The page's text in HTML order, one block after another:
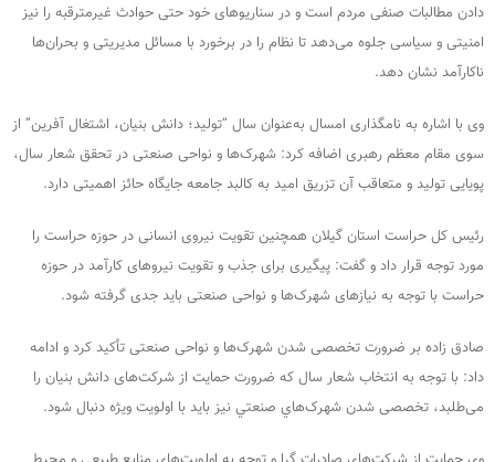
دادن مطالبات صنفی مردم است و در سناریوهای خود حتی حوادث غیرمترقبه را نیز
امنیتی و سیاسی جلوه می‌دهد تا نظام را در برخورد با مسائل مدیریتی و بحران‌ها
ناکارآمد نشان دهد.
وی با اشاره به نامگذاری امسال به‌عنوان سال “تولید؛ دانش بنیان، اشتغال آفرین” از
سوی مقام معظم رهبری اضافه کرد: شهرک‌ها و نواحی صنعتی در تحقق شعار سال،
پویایی تولید و متعاقب آن تزریق امید به کالبد جامعه جایگاه حائز اهمیتی دارد.
رئیس کل حراست استان گیلان همچنین تقویت نیروی انسانی در حوزه حراست را
مورد توجه قرار داد و گفت: پیگیری برای جذب و تقویت نیروهای کارآمد در حوزه
حراست با توجه به نیازهای شهرک‌ها و نواحی صنعتی باید جدی گرفته شود.
صادق زاده بر ضرورت تخصصی شدن شهرک‌ها و نواحی صنعتی تأکید کرد و ادامه
داد: با توجه به انتخاب شعار سال که ضرورت حمایت از شرکت‌های دانش بنیان را
می‌طلبد، تخصصی شدن شهرک‌هاي صنعتي نیز باید با اولویت ویژه دنبال شود.